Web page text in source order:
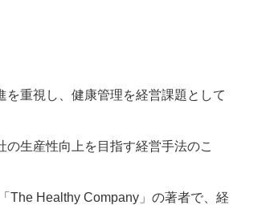
重視し、健康管理を経営課題として
生産性向上を目指す経営手法のこ
The Healthy Company」の著者で、経